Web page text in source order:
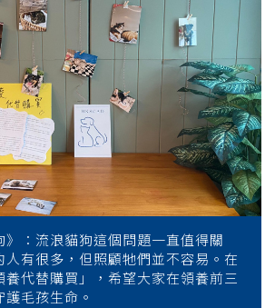
》：流浪貓狗這個問題一直值得關
人有很多，但照顧牠們並不容易。在
養代替購買」，希望大家在領養前三
毛孩生命。